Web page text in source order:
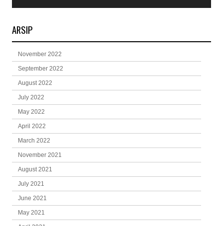
ARSIP
November 2022
September 2022
August 2022
July 2022
May 2022
April 2022
March 2022
November 2021
August 2021
July 2021
June 2021
May 2021